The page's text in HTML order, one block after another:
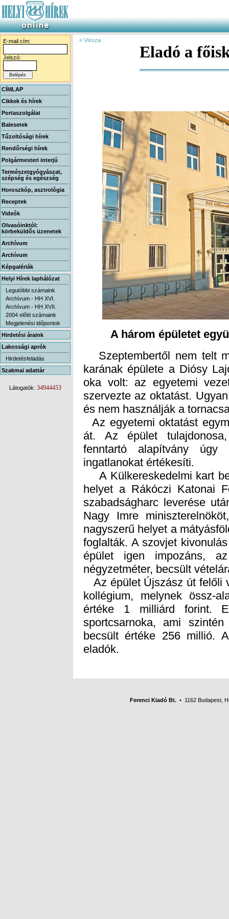
E-mail cím:
Jelszó:
CÍMLAP
Cikkek és hírek
Portaszolgálat
Balesetek
Tűzoltósági hírek
Rendőrségi hírek
Polgármesteri interjú
Természetgyógyászat,
szépség és egészség
Horoszkóp, asztrológia
Receptek
Videók
Olvasóinktól:
körbeküldős üzenetek
Archívum
Archívum
Képgalériák
Helyi Hírek laphálózat
Legutóbbi számaink
Archívum - HH XVI.
Archívum - HH XVII.
2004 előtti számaink
Megjelenési időpontok
Hirdetési áraink
Lakossági aprók
Hirdetésfeladás
Szakmai adattár
Látogatók: 34944453
« Vissza
Eladó a
A három épületet
Szeptembertől nem telt
karának épülete a Diósy
oka volt: az egyetemi
szervezte az oktatást.
és nem használják a
Az egyetemi oktatást
át. Az épület
fenntartó alapítvány
ingatlanokat értékesíti.
A Külkereskedelmi kart
helyet a Rákóczi Katonai
szabadságharc leverése
Nagy Imre
nagyszerű helyet a
foglalták. A szovjet
épület igen impozáns,
négyzetméter, becsült
Az épület Újszász út felőli
kollégium, melynek össz-
értéke 1 milliárd forint.
sportcsarnoka, ami
becsült értéke 256 millió.
eladók.
Ferenci Kiadó Bt. • 1162 Budapest,